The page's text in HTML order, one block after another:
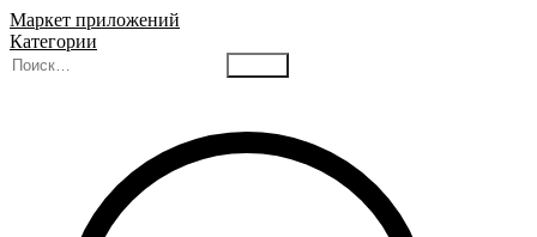
Маркет приложений
Категории